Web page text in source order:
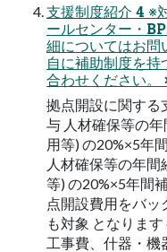
支援制度紹介 4 ※
ールセンター・
細についてはお問
自に補助制度を
合わせください。
拠点開設に関する
与 人材確保等の
用等) の20%×5年
人材確保等の年
等) の20%×5年間
点開設費用をバッ
も対象 となりま
工事費、什器・機